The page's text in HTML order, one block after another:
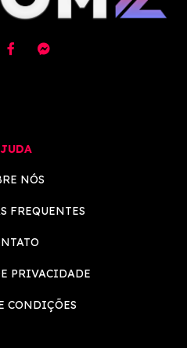
NÓS
FREQUENTES
PRIVACIDADE
CONDIÇÕES